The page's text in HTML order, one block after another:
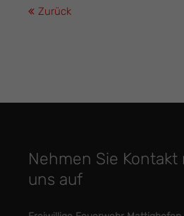
Zurück
Nehmen Sie Kontakt
uns auf